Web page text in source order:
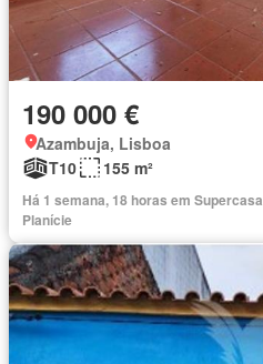
190 000 €
Azambuja, Lisboa
T10
155 m²
Há 1 semana, 18 horas em
Planície